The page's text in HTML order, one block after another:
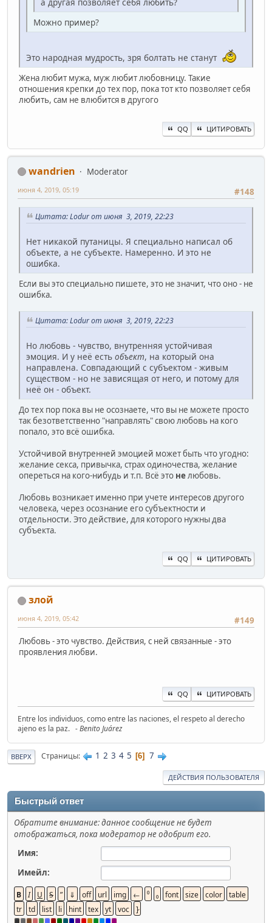
а другая позволяет себя любить?
Можно пример?
Это народная мудрость, зря болтать не станут
Жена любит мужа, муж любит любовницу. Такие
отношения крепки до тех пор, пока тот кто позволяет себя
любить, сам не влюбится в другого
QQ ЦИТИРОВАТЬ
wandrien
Moderator
#148
июня 4, 2019, 05:19
Цитата: Lodur от июня 3, 2019, 22:23
Нет никакой путаницы. Я специально написал об
объекте, а не субъекте. Намеренно. И это не
ошибка.
Если вы это специально пишете, это не значит, что оно - не
ошибка.
Цитата: Lodur от июня 3, 2019, 22:23
Но любовь - чувство, внутренняя устойчивая
эмоция. И у неё есть объект, на который она
направлена. Совпадающий с субъектом - живым
существом - но не зависящая от него, и потому для
неё он - объект.
До тех пор пока вы не осознаете, что вы не можете просто
так безответственно "направлять" свою любовь на кого
попало, это всё ошибка.
Устойчивой внутренней эмоцией может быть что угодно:
желание секса, привычка, страх одиночества, желание
опереться на кого-нибудь и т.п. Всё это не любовь.
Любовь возникает именно при учете интересов другого
человека, через осознание его субъектности и
отдельности. Это действие, для которого нужны два
субъекта.
QQ ЦИТИРОВАТЬ
злой
#149
июня 4, 2019, 05:42
Любовь - это чувство. Действия, с ней связанные - это
проявления любви.
QQ ЦИТИРОВАТЬ
Entre los individuos, como entre las naciones, el respeto al derecho
ajeno es la paz. - Benito Juárez
ВВЕРХ Страницы 1 2 3 4 5 6 7
ДЕЙСТВИЯ ПОЛЬЗОВАТЕЛЯ
Быстрый ответ
Обратите внимание: данное сообщение не будет
отображаться, пока модератор не одобрит его.
Имя:
Имейл: